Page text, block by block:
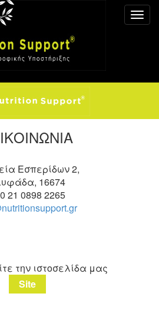
Εσπερίδων 2,
16674
21 0898 2265
την ιστοσελίδα μας
Site